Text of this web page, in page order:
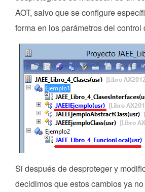
AOT, salvo que se configure
forma en los parámetros del control
Si después de desproteger y
decidimos que estos cambios ya